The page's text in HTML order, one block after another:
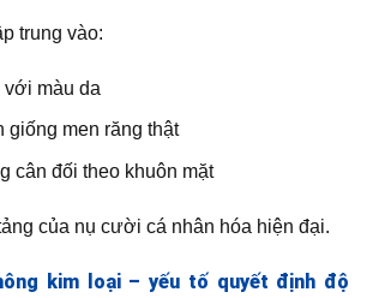
trung vào:
với màu da
giống men răng thật
cân đối theo khuôn mặt
của nụ cười cá nhân hóa hiện đại.
kim loại – yếu tố quyết định độ